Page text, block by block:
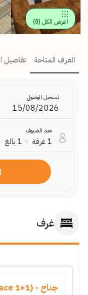
اعرض الكل (
8
)
الغرف المتاحة تفاصيل
تسجيل الوصول
عدد الضيوف
1غرفة 1 بالغ
غرف
جناح - (1+1 luxury suite with terrace)